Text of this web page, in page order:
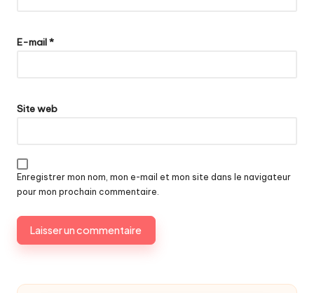
E-mail*
Site web
Enregistrer mon nom, mon e-mail et mon site dans le navigateur
pour mon prochain commentaire.